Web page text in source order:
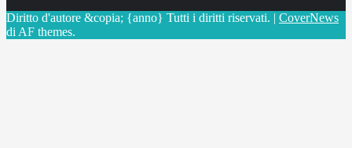
Diritto d'autore &copia; {anno} Tutti i diritti riservati. | CoverNews
di AF themes.